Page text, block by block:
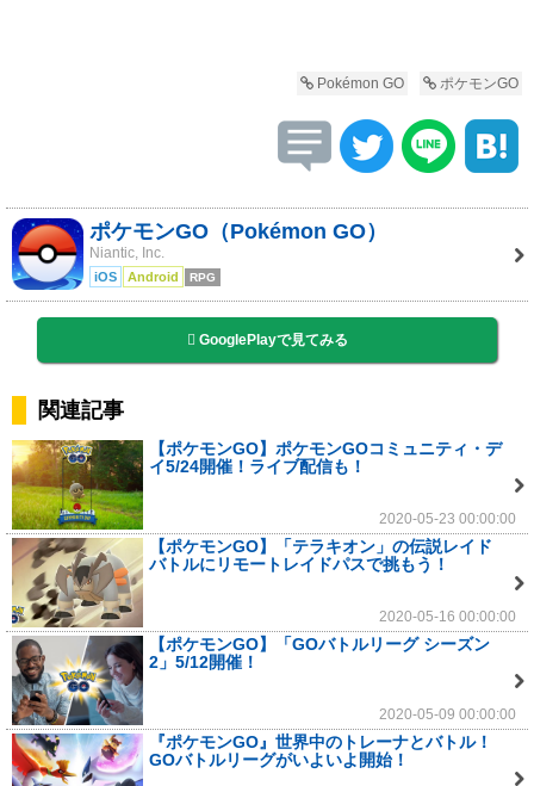
Pokémon GO ポケモンGO
ポケモンGO（Pokémon GO）
Niantic, Inc.
iOS Android RPG
GooglePlayで見てみる
関連記事
【ポケモンGO】ポケモンGOコミュニティ・デ
イ5/24開催！ライブ配信も！
2020-05-23 00:00:00
【ポケモンGO】「テラキオン」の伝説レイド
バトルにリモートレイドパスで挑もう！
2020-05-16 00:00:00
【ポケモンGO】「GOバトルリーグ シーズン
2」5/12開催！
2020-05-09 00:00:00
『ポケモンGO』世界中のトレーナとバトル！
GOバトルリーグがいよいよ開始！